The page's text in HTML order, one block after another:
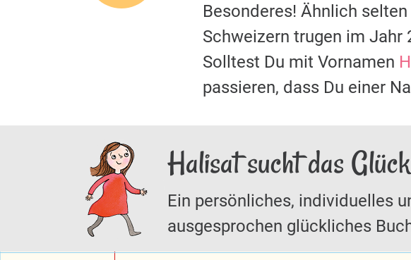
Besonderes! Ähnlich
Schweizern trugen im Jahr
Solltest Du mit Vornamen
passieren, dass Du einer
Halisat sucht das Glück
Ein persönliches, individuelles
ausgesprochen glückliches